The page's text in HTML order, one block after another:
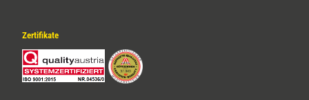
Zertifikate